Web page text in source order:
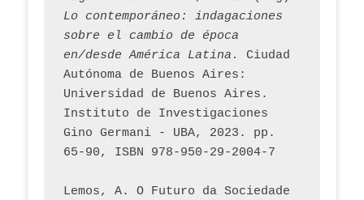
Lo contemporáneo: indagaciones
sobre el cambio de época
en/desde América Latina.
Ciudad
Autónoma de Buenos Aires:
Universidad de Buenos Aires.
Instituto de Investigaciones
Gino Germani - UBA, 2023. pp.
65-90, ISBN 978-950-29-2004-7
Lemos, A. O Futuro da Sociedade